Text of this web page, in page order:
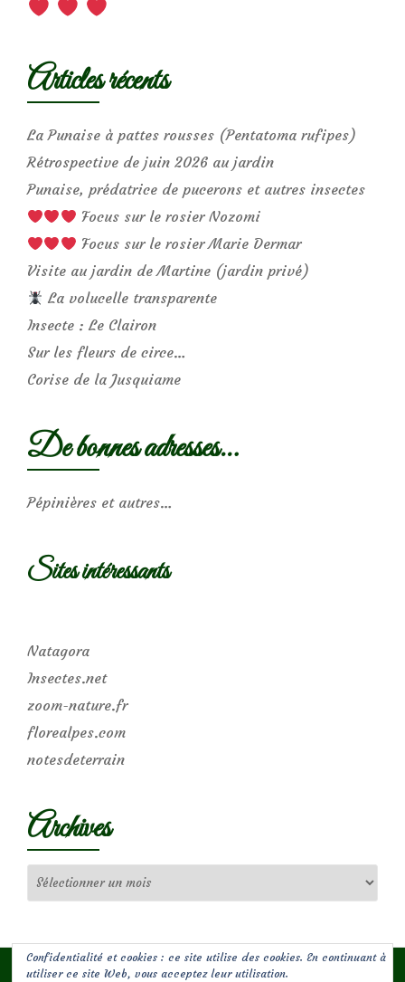
Articles récents
La Punaise à pattes rousses (Pentatoma rufipes)
Rétrospective de juin 2026 au jardin
Punaise, prédatrice de pucerons et autres insectes
Focus sur le rosier Nozomi
Focus sur le rosier Marie Dermar
Visite au jardin de Martine (jardin privé)
La volucelle transparente
Insecte : Le Clairon
Sur les fleurs de circe…
Corise de la Jusquiame
De bonnes adresses…
Pépinières et autres…
Sites intéressants
Natagora
Insectes.net
zoom-nature.fr
florealpes.com
notesdeterrain
Archives
Confidentialité et cookies : ce site utilise des cookies. En continuant à
utiliser ce site Web, vous acceptez leur utilisation.